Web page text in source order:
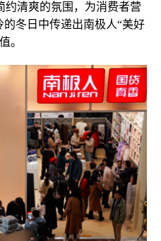
约清爽的氛围，为消费者营
冬日中传递出南极人“美好
。